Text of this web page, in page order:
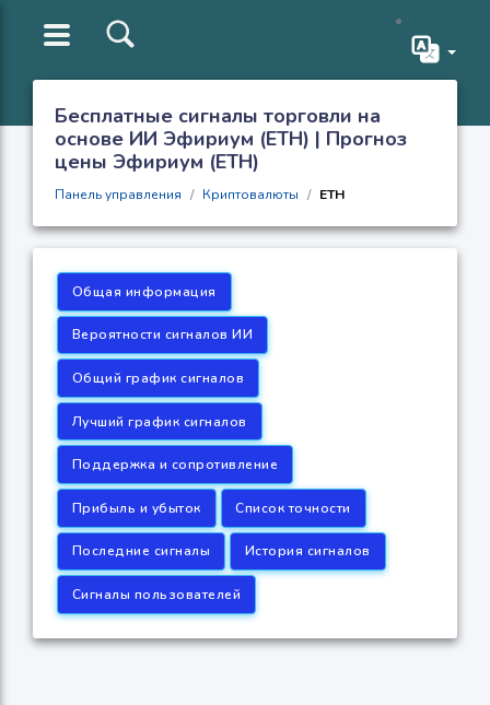
Бесплатные сигналы торговли на
основе ИИ Эфириум (ETH) | Прогноз
цены Эфириум (ETH)
Панель управления Криптовалюты ETH
Общая информация
Вероятности сигналов ИИ
Общий график сигналов
Лучший график сигналов
Поддержка и сопротивление
Прибыль и убыток Список точности
Последние сигналы История сигналов
Сигналы пользователей